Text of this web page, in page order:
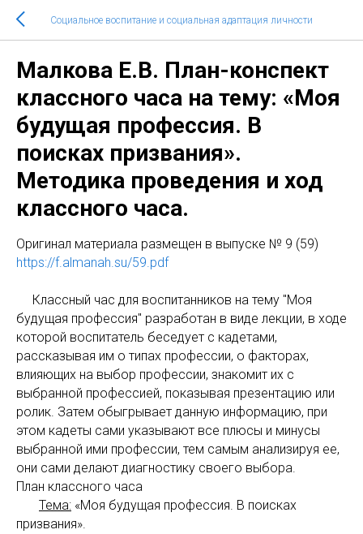
Социальное воспитание и социальная адаптация личности
Малкова Е.В. План-конспект
классного часа на тему: «Моя
будущая профессия. В
поисках призвания».
Методика проведения и ход
классного часа.
Оригинaл материала размещен в выпуске № 9 (59)
https://f.almanah.su/59.pdf
Классный час для воспитанников на тему "Моя
будущая профессия" разработан в виде лекции, в ходе
которой воспитатель беседует с кадетами,
рассказывая им о типах профессии, о факторах,
влияющих на выбор профессии, знакомит их с
выбранной профессией, показывая презентацию или
ролик. Затем обыгрывает данную информацию, при
этом кадеты сами указывают все плюсы и минусы
выбранной ими профессии, тем самым анализируя ее,
они сами делают диагностику своего выбора.
План классного часа
Тема: «Моя будущая профессия. В поисках
призвания».